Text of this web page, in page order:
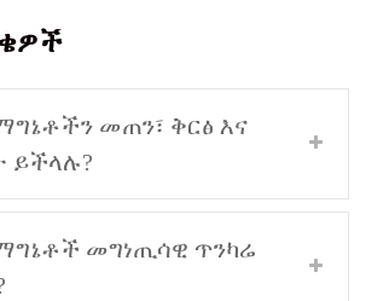
መጠን፣ ቅርፅ እና
ይችላሉ?
መግነጢሳዊ ጥንካሬ